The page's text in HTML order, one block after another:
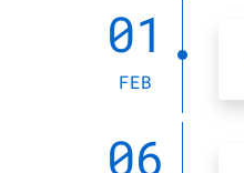
01
FEB
06